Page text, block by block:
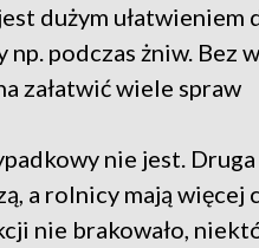
dużym
np. podczas żniw.
załatwić wiele spraw
nie jest.
a rolnicy mają więcej
nie brakowało,